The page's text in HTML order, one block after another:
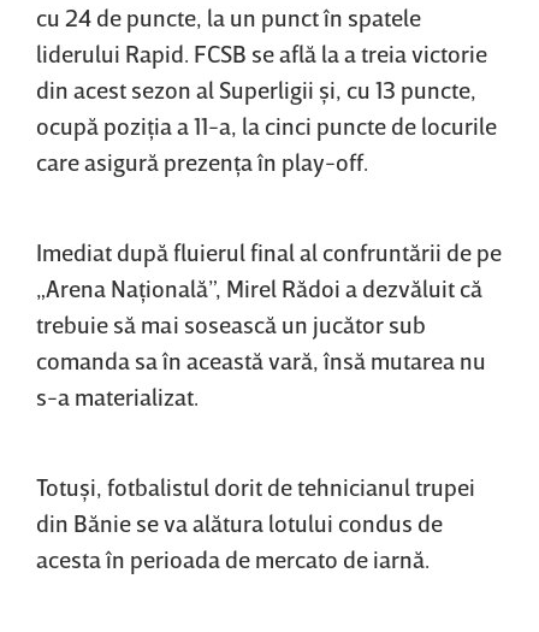
cu 24 de puncte, la un punct în spatele
liderului Rapid. FCSB se află la a treia victorie
din acest sezon al Superligii şi, cu 13 puncte,
ocupă poziţia a 11-a, la cinci puncte de locurile
care asigură prezenţa în play-off.
Imediat după fluierul final al confruntării de pe
„Arena Naţională”, Mirel Rădoi a dezvăluit că
trebuie să mai sosească un jucător sub
comanda sa în această vară, însă mutarea nu
s-a materializat.
Totuşi, fotbalistul dorit de tehnicianul trupei
din Bănie se va alătura lotului condus de
acesta în perioada de mercato de iarnă.